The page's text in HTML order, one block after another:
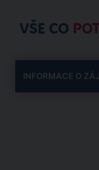
VŠE CO
INFORMACE O